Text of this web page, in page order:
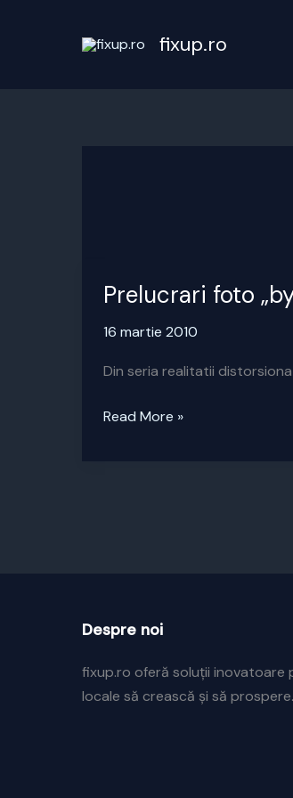
fixup.ro
Prelucrari foto
16 martie 2010
Din seria realitatii
Prelucrari
Read More »
Despre noi
fixup.ro oferă soluții inovatoare
locale să crească și să prospere.